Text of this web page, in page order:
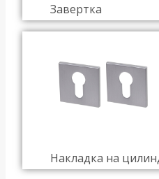
Завертка
Накладка на